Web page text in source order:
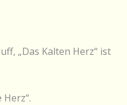
„Das Kalten Herz“ ist